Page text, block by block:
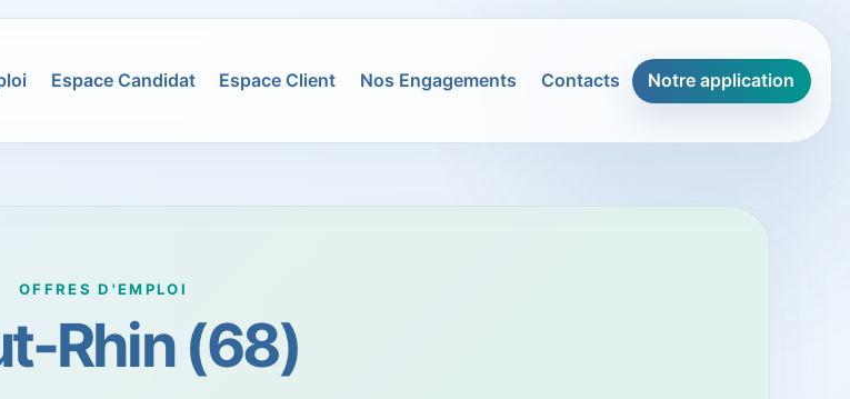
Espace Candidat Espace Client Nos Engagements Contacts Notre application
OFFRES D'EMPLOI
Rhin (68)